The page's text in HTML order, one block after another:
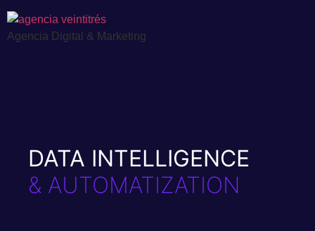
Agencia Digital & Marketing
DATA INTELLIGENCE
& AUTOMATIZATION